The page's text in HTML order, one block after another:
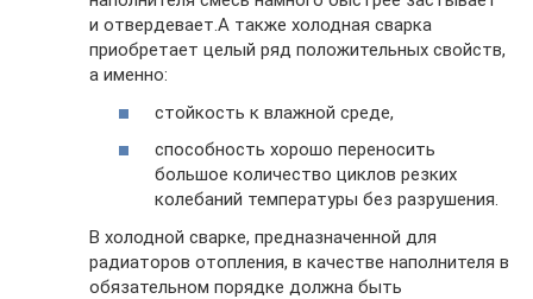
и отвердевает.А также холодная сварка
приобретает целый ряд положительных свойств,
а именно:
стойкость к влажной среде,
способность хорошо переносить
большое количество циклов резких
колебаний температуры без разрушения.
В холодной сварке, предназначенной для
радиаторов отопления, в качестве наполнителя в
обязательном порядке должна быть